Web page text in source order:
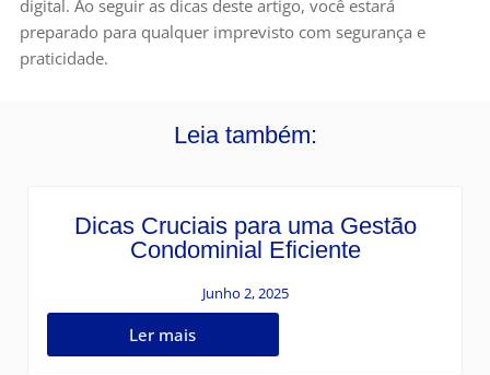
digital. Ao seguir as dicas deste artigo, você estará
preparado para qualquer imprevisto com segurança e
praticidade.
Leia também:
Dicas Cruciais para uma Gestão
Condominial Eficiente
Junho 2, 2025
Ler mais